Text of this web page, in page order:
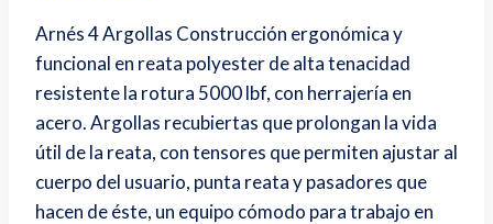
Arnés 4 Argollas Construcción ergonómica y
funcional en reata polyester de alta tenacidad
resistente la rotura 5000 lbf, con herrajería en
acero. Argollas recubiertas que prolongan la vida
útil de la reata, con tensores que permiten ajustar al
cuerpo del usuario, punta reata y pasadores que
hacen de éste, un equipo cómodo para trabajo en